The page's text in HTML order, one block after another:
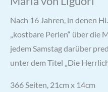
Nach 16 Jahren, in denen
„kostbare Perlen“ über die
jedem Samstag darüber
unter dem Titel „Die
366 Seiten, 21cm x 14cm